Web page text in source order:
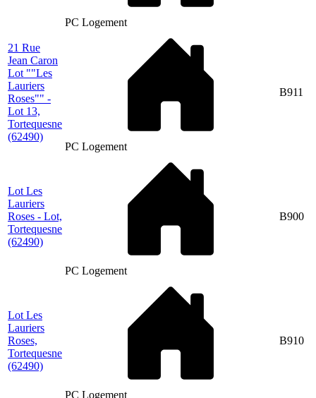
PC Logement
21 Rue
Jean Caron
Lot ""Les
Lauriers
Roses"" -
Lot 13,
Tortequesne
(62490)
PC Logement
B911
Lot Les
Lauriers
Roses - Lot,
Tortequesne
(62490)
PC Logement
B900
Lot Les
Lauriers
Roses,
Tortequesne
(62490)
PC Logement
B910